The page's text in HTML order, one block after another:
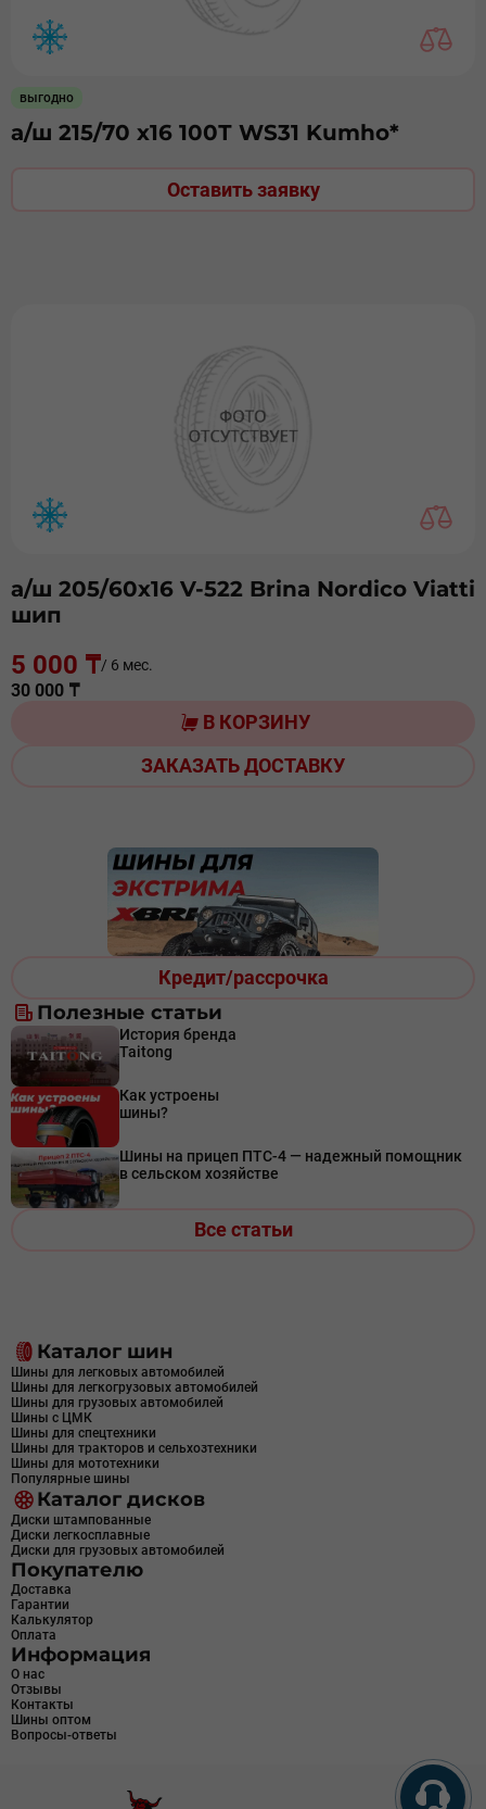
Кредит/рассрочка
Полезные статьи
История бренда
Taitong
Как устроены
шины?
Шины на прицеп ПТС-4 — надежный помощник
в сельском хозяйстве
Все статьи
выгодно
а/ш 215/70 х16 100Т WS31 Kumho*
Оставить заявку
а/ш 205/60х16 V-522 Brina Nordico Viatti
шип
5 000 ₸/ 6 мес.
30 000 ₸
В КОРЗИНУ
ЗАКАЗАТЬ ДОСТАВКУ
Каталог шин
Шины для легковых автомобилей
Шины для легкогрузовых автомобилей
Шины для грузовых автомобилей
Шины с ЦМК
Шины для спецтехники
Шины для тракторов и сельхозтехники
Шины для мототехники
Популярные шины
Каталог дисков
Диски штампованные
Диски легкосплавные
Диски для грузовых автомобилей
Покупателю
Доставка
Гарантии
Калькулятор
Оплата
Информация
О нас
Отзывы
Контакты
Шины оптом
Вопросы-ответы